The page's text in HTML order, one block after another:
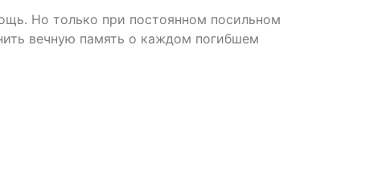
Но только при постоянном посильном
вечную память о каждом погибшем